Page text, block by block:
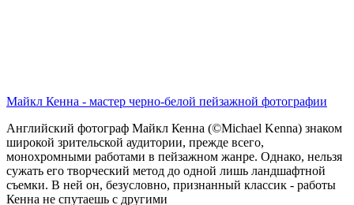
Майкл Кенна - мастер черно-белой пейзажной фотографии
Английский фотограф Майкл Кенна (©Michael Kenna) знаком
широкой зрительской аудитории, прежде всего,
монохромными работами в пейзажном жанре. Однако, нельзя
сужать его творческий метод до одной лишь ландшафтной
съемки. В ней он, безусловно, признанный классик - работы
Кенна не спутаешь с другими